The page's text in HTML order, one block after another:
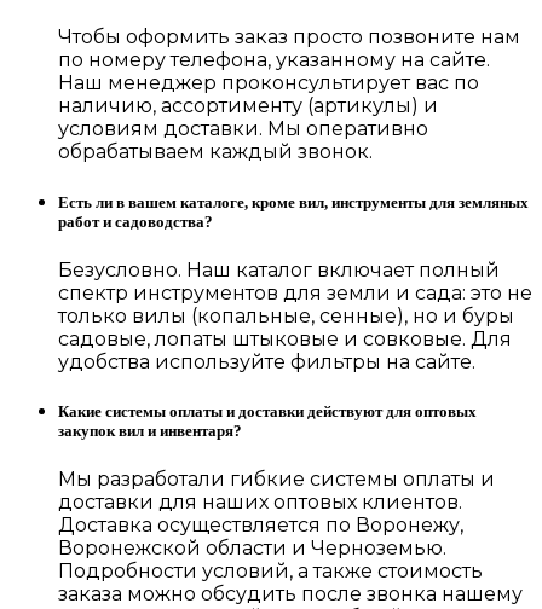
Чтобы оформить заказ просто позвоните нам
по номеру телефона, указанному на сайте.
Наш менеджер проконсультирует вас по
наличию, ассортименту (артикулы) и
условиям доставки. Мы оперативно
обрабатываем каждый звонок.
Есть ли в вашем каталоге, кроме вил, инструменты для земляных
работ и садоводства?
Безусловно. Наш каталог включает полный
спектр инструментов для земли и сада: это не
только вилы (копальные, сенные), но и буры
садовые, лопаты штыковые и совковые. Для
удобства используйте фильтры на сайте.
Какие системы оплаты и доставки действуют для оптовых
закупок вил и инвентаря?
Мы разработали гибкие системы оплаты и
доставки для наших оптовых клиентов.
Доставка осуществляется по Воронежу,
Воронежской области и Черноземью.
Подробности условий, а также стоимость
заказа можно обсудить после звонка нашему